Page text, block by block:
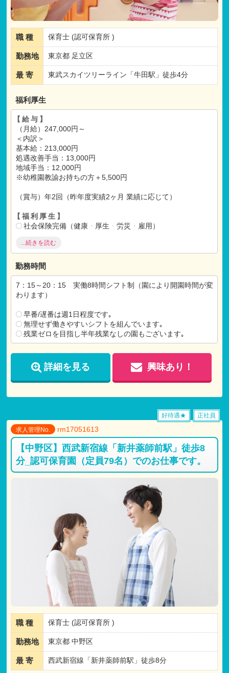
職 種 保育士 (認可保育所 )
勤務地 東京都 足立区
最 寄 東武スカイツリーライン「牛田駅」徒歩4分
福利厚生
【給与】
（月給）247,000円～
＜内訳＞
基本給：213,000円
処遇改善手当：13,000円
地域手当：12,000円
※幼稚園教諭お持ちの方＋5,500円
（賞与）年2回（昨年度実績2ヶ月 業績に応じて）
【福利厚生】
社会保険完備（健康・ 厚生 ・ 労災 ・ 雇用）
制服貸与
昼食補助有
借り上げ社宅制度 ※規定あり
退職金制度(3年以上の方が対象)
【各種手当】
資格手当、他各種手当有
引越費用負担有 ※規定あり)
【試用期間】
試用期間 有 6ヶ月間
仕事内容：本採用時と変わらず
月給：本採用時と変わらず
...続きを読む
勤務時間
7：15～20：15 実働8時間シフト制（園により開園時間が変
わります）
早番/遅番は週1日程度です｡
無理せず働きやすいシフトを組んでいます｡
残業ゼロを目指し半年残業なしの園もございます｡
詳細を見る 興味あり！
求人管理No. rm17051613
【中野区】西武新宿線「新井薬師前駅」徒歩8
分_認可保育園（定員79名）でのお仕事です。
好待遇★ 正社員
職 種 保育士 (認可保育所 )
勤務地 東京都 中野区
最 寄 西武新宿線「新井薬師前駅」徒歩8分